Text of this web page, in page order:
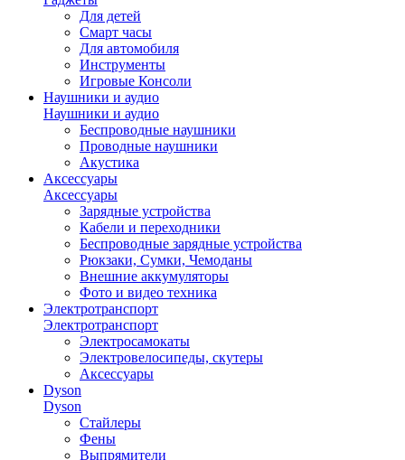
Для детей
Смарт часы
Для автомобиля
Инструменты
Игровые Консоли
Наушники и аудио
Наушники и аудио
Беспроводные наушники
Проводные наушники
Акустика
Аксессуары
Аксессуары
Зарядные устройства
Кабели и переходники
Беспроводные зарядные устройства
Рюкзаки, Сумки, Чемоданы
Внешние аккумуляторы
Фото и видео техника
Электротранспорт
Электротранспорт
Электросамокаты
Электровелосипеды, скутеры
Аксессуары
Dyson
Dyson
Стайлеры
Фены
Выпрямители